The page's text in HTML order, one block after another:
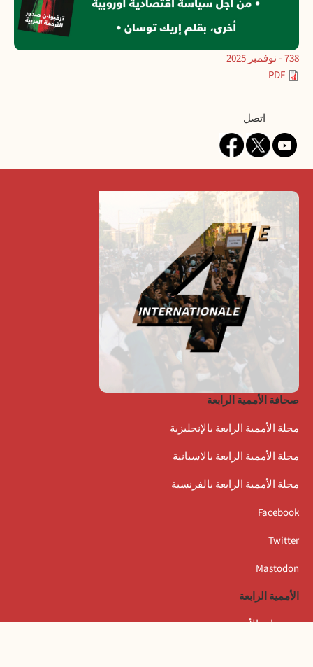
738 - نوفمبر 2025
PDF
Contactاتصل
صحافة الأممية الرابعة
مجلة الأممية الرابعة بالإنجليزية
مجلة الأممية الرابعة بالاسبانية
مجلة الأممية الرابعة بالفرنسية
Facebook
Twitter
Mastodon
الأممية الرابعة
مؤتمرات الأممية